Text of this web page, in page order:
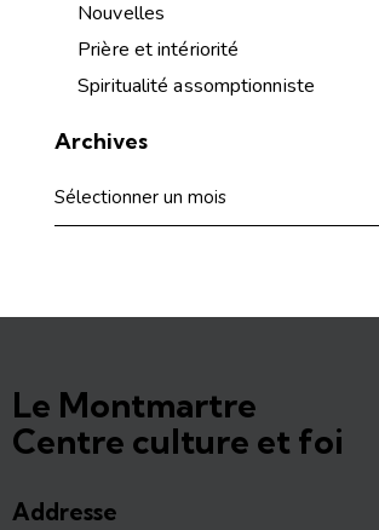
Nouvelles
Prière et intériorité
Spiritualité assomptionniste
Archives
Le Montmartre
Centre culture et foi
Addresse